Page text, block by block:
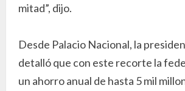
mitad”, dijo.
Desde Palacio Nacional, la
detalló que con este recorte la
un ahorro anual de hasta 5 mil